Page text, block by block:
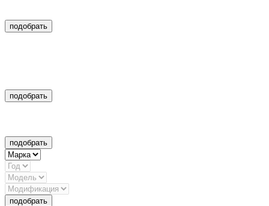
подобрать
подобрать
подобрать
подобрать